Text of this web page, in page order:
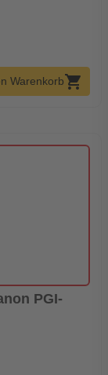
Warenkorbshopping_cart
PGI-